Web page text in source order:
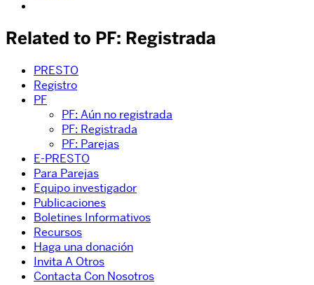
Related to PF: Registrada
PRESTO
Registro
PF
PF: Aún no registrada
PF: Registrada
PF: Parejas
E-PRESTO
Para Parejas
Equipo investigador
Publicaciones
Boletines Informativos
Recursos
Haga una donación
Invita A Otros
Contacta Con Nosotros